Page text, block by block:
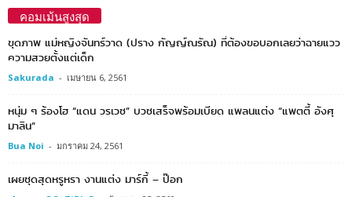
คอมเม้นสูงสุด
ขุดภาพ แม่หญิงจันทร์วาด (ปราง กัญญ์ณรัณ) ที่ต้องขอบอกเลยว่าฉายแวว
ความสวยตั้งแต่เด็ก
Sakurada - เมษายน 6, 2561
หนุ่ม ๆ ร้องโฮ “แดน วรเวช” บวชเสร็จพร้อมเบียด แพลนแต่ง “แพตตี้ อังศุ
มาลิน”
Bua Noi - มกราคม 24, 2561
เผยชุดสุดหรูหรา งานแต่ง มาร์กี้ – ป๊อก